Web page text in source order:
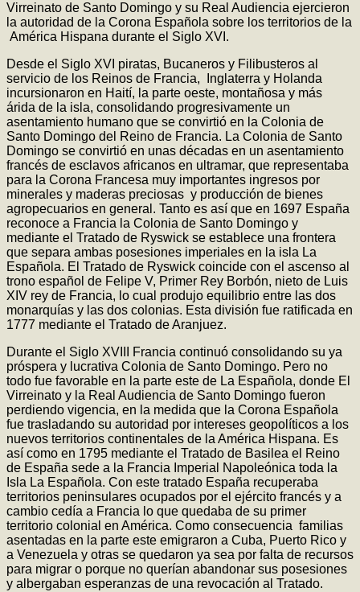
Virreinato de Santo Domingo y su Real Audiencia ejercieron
la autoridad de la Corona Española sobre los territorios de la
América Hispana durante el Siglo XVI.
Desde el Siglo XVI piratas, Bucaneros y Filibusteros al
servicio de los Reinos de Francia, Inglaterra y Holanda
incursionaron en Haití, la parte oeste, montañosa y más
árida de la isla, consolidando progresivamente un
asentamiento humano que se convirtió en la Colonia de
Santo Domingo del Reino de Francia. La Colonia de Santo
Domingo se convirtió en unas décadas en un asentamiento
francés de esclavos africanos en ultramar, que representaba
para la Corona Francesa muy importantes ingresos por
minerales y maderas preciosas y producción de bienes
agropecuarios en general. Tanto es así que en 1697 España
reconoce a Francia la Colonia de Santo Domingo y
mediante el Tratado de Ryswick se establece una frontera
que separa ambas posesiones imperiales en la isla La
Española. El Tratado de Ryswick coincide con el ascenso al
trono español de Felipe V, Primer Rey Borbón, nieto de Luis
XIV rey de Francia, lo cual produjo equilibrio entre las dos
monarquías y las dos colonias. Esta división fue ratificada en
1777 mediante el Tratado de Aranjuez.
Durante el Siglo XVIII Francia continuó consolidando su ya
próspera y lucrativa Colonia de Santo Domingo. Pero no
todo fue favorable en la parte este de La Española, donde El
Virreinato y la Real Audiencia de Santo Domingo fueron
perdiendo vigencia, en la medida que la Corona Española
fue trasladando su autoridad por intereses geopolíticos a los
nuevos territorios continentales de la América Hispana. Es
así como en 1795 mediante el Tratado de Basilea el Reino
de España sede a la Francia Imperial Napoleónica toda la
Isla La Española. Con este tratado España recuperaba
territorios peninsulares ocupados por el ejército francés y a
cambio cedía a Francia lo que quedaba de su primer
territorio colonial en América. Como consecuencia familias
asentadas en la parte este emigraron a Cuba, Puerto Rico y
a Venezuela y otras se quedaron ya sea por falta de recursos
para migrar o porque no querían abandonar sus posesiones
y albergaban esperanzas de una revocación al Tratado.